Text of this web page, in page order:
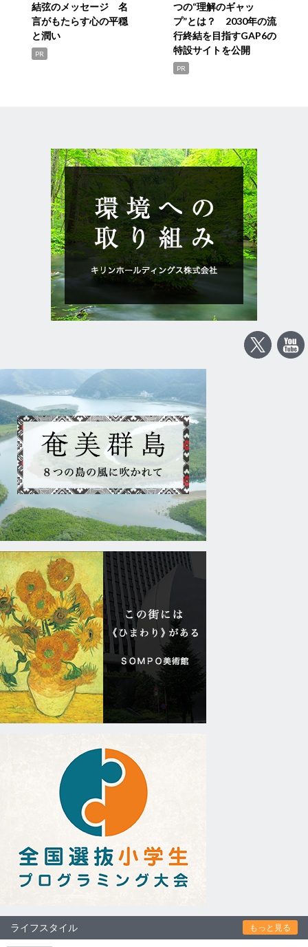
結弦のメッセージ 名
言がもたらす心の平穏
と潤い
PR
つの“理解のギャッ
プ”とは？ 2030年の流
行終結を目指すGAP6の
特設サイトを公開
PR
ライフスタイル もっと見る